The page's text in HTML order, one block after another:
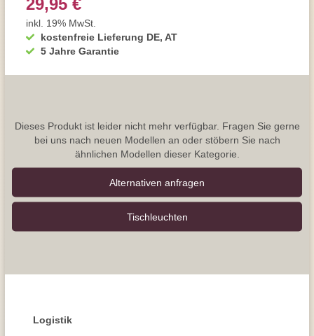
kostenfreie Lieferung DE, AT
5 Jahre Garantie
29,95 €
inkl. 19% MwSt.
Dieses Produkt ist leider nicht mehr verfügbar. Fragen Sie gerne
bei uns nach neuen Modellen an oder stöbern Sie nach
ähnlichen Modellen dieser Kategorie.
Alternativen anfragen
Tisch­leuchten
Logistik